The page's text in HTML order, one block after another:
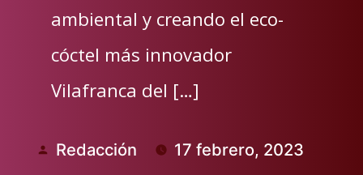
ambiental y creando el eco-
cóctel más innovador
Vilafranca del […]
Publicado
Redacción
17 febrero, 2023